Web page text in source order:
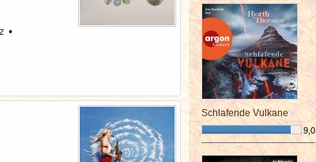
Schlafende Vulkane
9,0
¯¯¯¯¯¯¯¯¯¯¯¯¯¯¯¯¯¯¯¯¯¯¯¯